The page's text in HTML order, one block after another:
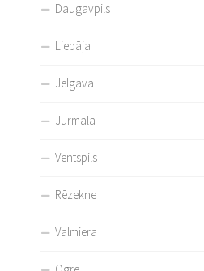
Daugavpils
Liepāja
Jelgava
Jūrmala
Ventspils
Rēzekne
Valmiera